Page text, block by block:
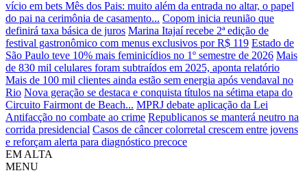
vício em bets Mês dos Pais: muito além da entrada no altar, o papel
do pai na cerimônia de casamento... Copom inicia reunião que
definirá taxa básica de juros Marina Itajaí recebe 2ª edição de
festival gastronômico com menus exclusivos por R$ 119 Estado de
São Paulo teve 10% mais feminicídios no 1º semestre de 2026 Mais
de 830 mil celulares foram subtraídos em 2025, aponta relatório
Mais de 100 mil clientes ainda estão sem energia após vendaval no
Rio Nova geração se destaca e conquista títulos na sétima etapa do
Circuito Fairmont de Beach... MPRJ debate aplicação da Lei
Antifacção no combate ao crime Republicanos se manterá neutro na
corrida presidencial Casos de câncer colorretal crescem entre jovens
e reforçam alerta para diagnóstico precoce
EM ALTA
MENU